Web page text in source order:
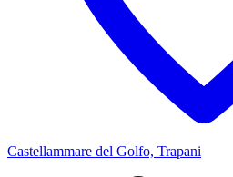
Castellammare del Golfo, Trapani